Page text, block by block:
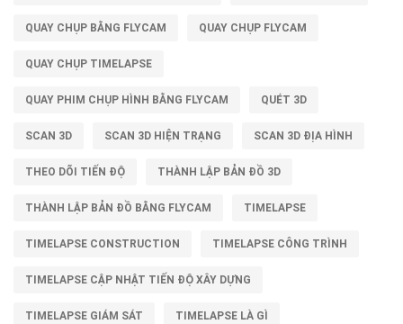
QUAY CHỤP BẰNG FLYCAM QUAY CHỤP FLYCAM
QUAY CHỤP TIMELAPSE
QUAY PHIM CHỤP HÌNH BẰNG FLYCAM QUÉT 3D
SCAN 3D SCAN 3D HIỆN TRẠNG SCAN 3D ĐỊA HÌNH
THEO DÕI TIẾN ĐỘ THÀNH LẬP BẢN ĐỒ 3D
THÀNH LẬP BẢN ĐỒ BẰNG FLYCAM TIMELAPSE
TIMELAPSE CONSTRUCTION TIMELAPSE CÔNG TRÌNH
TIMELAPSE CẬP NHẬT TIẾN ĐỘ XÂY DỰNG
TIMELAPSE GIÁM SÁT TIMELAPSE LÀ GÌ